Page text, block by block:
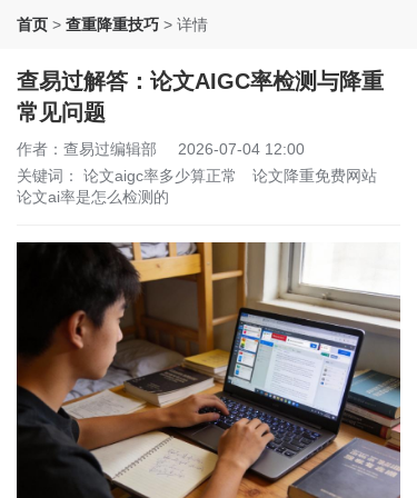
首页 > 查重降重技巧 > 详情
查易过解答：论文AIGC率检测与降重
常见问题
作者：查易过编辑部
2026-07-04 12:00
关键词： 论文aigc率多少算正常
论文降重免费网站
论文ai率是怎么检测的